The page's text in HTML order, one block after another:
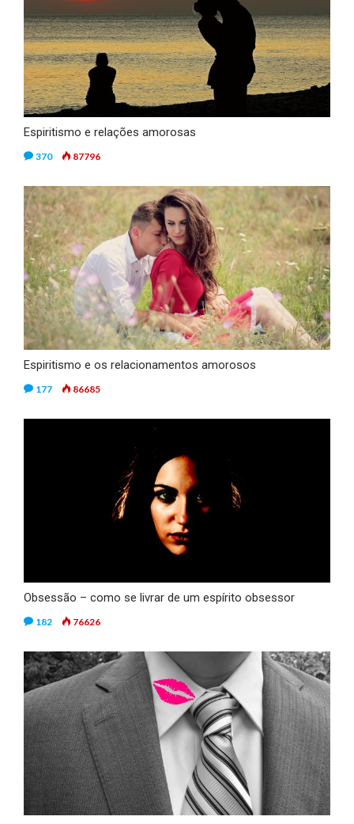
Espiritismo e relações amorosas
370 87796
Espiritismo e os relacionamentos amorosos
177 86685
Obsessão – como se livrar de um espírito obsessor
182 76626